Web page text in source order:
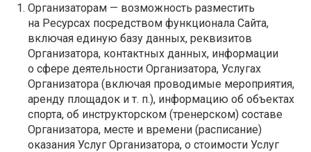
Организаторам — возможность разместить
на Ресурсах посредством функционала Сайта,
включая единую базу данных, реквизитов
Организатора, контактных данных, информации
о сфере деятельности Организатора, Услугах
Организатора (включая проводимые мероприятия,
аренду площадок и т. п.), информацию об объектах
спорта, об инструкторском (тренерском) составе
Организатора, месте и времени (расписание)
оказания Услуг Организатора, о стоимости Услуг